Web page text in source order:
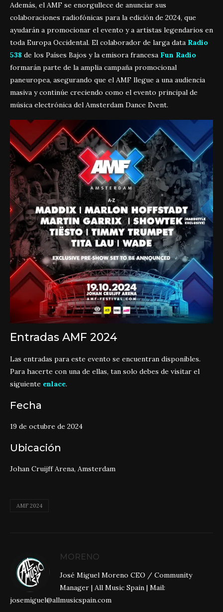
Además, el AMF se enorgullece de anunciar sus
colaboraciones radiofónicas para la edición de 2024, que
ayudarán a promocionar el evento y a artistas legendarios en
toda Europa Occidental. El colaborador de larga data Radio
538 de los Países Bajos y la emisora francesa Fun Radio
formarán parte de la amplia campaña promocional
paneuropea, asegurando que el AMF llegue a una audiencia
masiva y continúe creciendo como el evento principal de
música electrónica del Amsterdam Dance Event.
Entradas AMF 2024
Las entradas para este evento se encuentran disponibles.
Para hacerte con una de ellas, tan solo debes de visitar el
siguiente enlace.
Fecha
19 de octubre de 2024
Ubicación
Johan Cruijff Arena, Amsterdam
AMF 2024
MORENO
José Miguel Moreno CEO / Community
Manager | All Music Spain | Mail:
josemiguel@allmusicspain.com